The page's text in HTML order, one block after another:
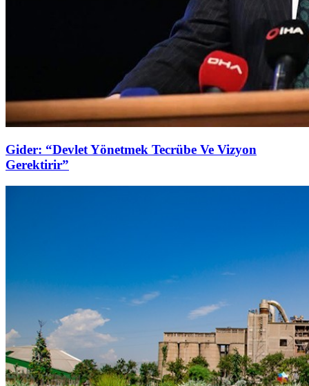
Gider: “Devlet Yönetmek Tecrübe Ve Vizyon
Gerektirir”